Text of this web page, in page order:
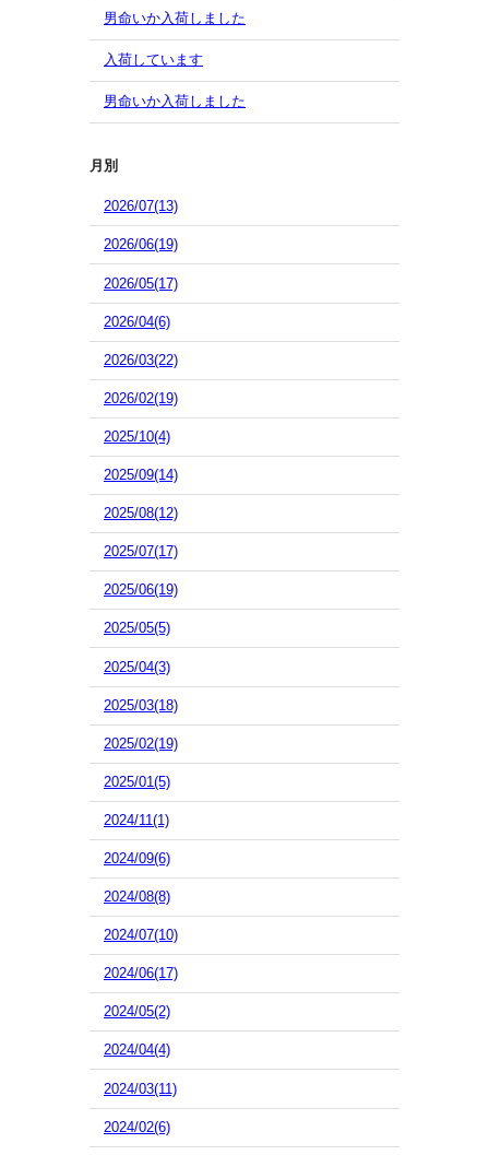
男命いか入荷しました
入荷しています
男命いか入荷しました
月別
2026/07(13)
2026/06(19)
2026/05(17)
2026/04(6)
2026/03(22)
2026/02(19)
2025/10(4)
2025/09(14)
2025/08(12)
2025/07(17)
2025/06(19)
2025/05(5)
2025/04(3)
2025/03(18)
2025/02(19)
2025/01(5)
2024/11(1)
2024/09(6)
2024/08(8)
2024/07(10)
2024/06(17)
2024/05(2)
2024/04(4)
2024/03(11)
2024/02(6)